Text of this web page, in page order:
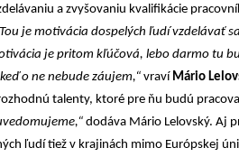
a zvyšovaniu kvalifikácie
je motivácia dospelých ľudí vzdelávať
je pritom kľúčová, lebo darmo tu
o ne nebude záujem,“vraví Mário
talenty, ktoré pre ňu budú
dodáva Mário Lelovský. Aj
ľudí tiež v krajinách mimo Európskej